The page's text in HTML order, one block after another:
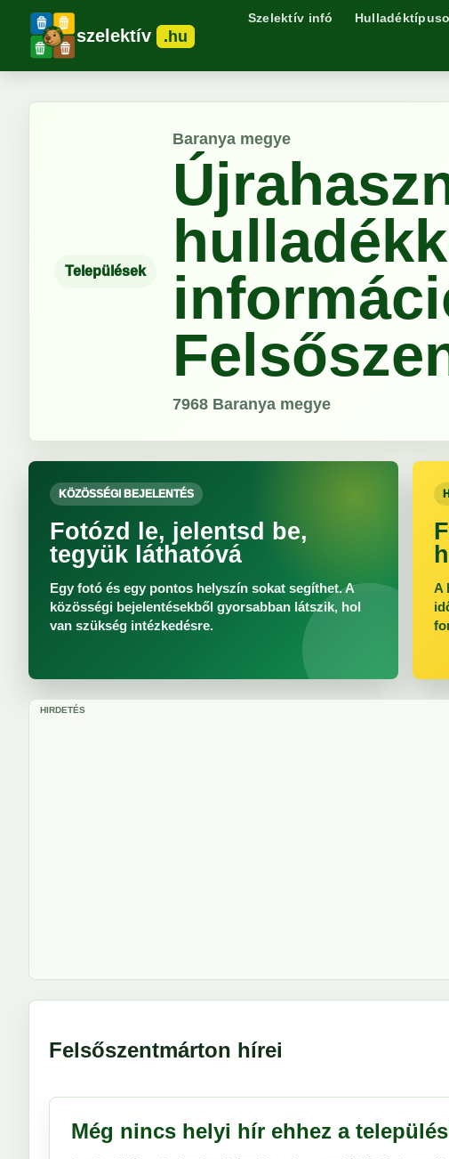
szelektív .hu
Szelektív infó
Települések
Baranya megye
7968 Baranya megye
KÖZÖSSÉGI BEJELENTÉS
Fotózd le, jelentsd be,
tegyük láthatóvá
Egy fotó és egy pontos helyszín sokat segíthet. A
közösségi bejelentésekből gyorsabban látszik, hol
van szükség intézkedésre.
A
HIRDETÉS
Felsőszentmárton hírei
Még nincs helyi hír ehhez a